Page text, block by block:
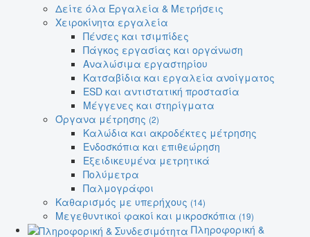
Δείτε όλα Εργαλεία & Μετρήσεις
Χειροκίνητα εργαλεία
Πένσες και τσιμπίδες
Πάγκος εργασίας και οργάνωση
Αναλώσιμα εργαστηρίου
Κατσαβίδια και εργαλεία ανοίγματος
ESD και αντιστατική προστασία
Μέγγενες και στηρίγματα
Όργανα μέτρησης (2)
Καλώδια και ακροδέκτες μέτρησης
Ενδοσκόπια και επιθεώρηση
Εξειδικευμένα μετρητικά
Πολύμετρα
Παλμογράφοι
Καθαρισμός με υπερήχους (14)
Μεγεθυντικοί φακοί και μικροσκόπια (19)
Πληροφορική &